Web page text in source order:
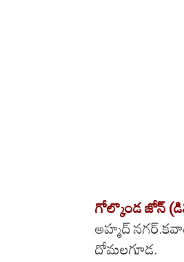
గోల్కొండ జోన్
అహ్మద్
దోమలగూడ.